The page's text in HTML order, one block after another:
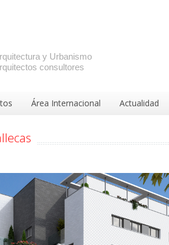
y Urbanismo
consultores
Área Internacional Actualidad